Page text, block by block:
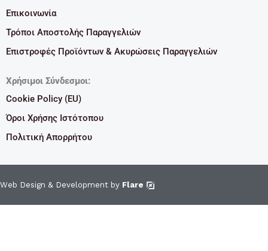
Επικοινωνία
Τρόποι Αποστολής Παραγγελιών
Επιστροφές Προϊόντων & Ακυρώσεις Παραγγελιών
Χρήσιμοι Σύνδεσμοι:
Cookie Policy (EU)
Όροι Χρήσης Ιστότοπου
Πολιτική Απορρήτου
Web Design & Development by Flare